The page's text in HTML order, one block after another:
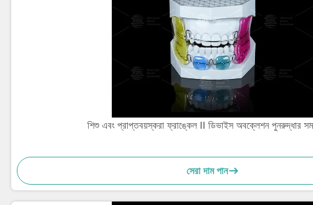
শিশু এবং প্রাপ্তবয়স্করা ফ্রাঙ্কেল II ডিভাইস অবক্লেশন পুনরুদ্ধার
সেরা দাম পান